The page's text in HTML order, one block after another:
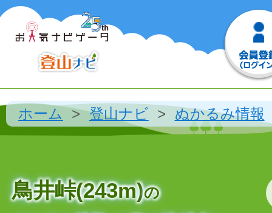
ホーム 登山ナビ ぬかるみ情報
鳥井峠(243m)の